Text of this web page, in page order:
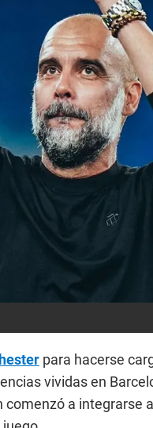
para hacerse
vividas en
a integrarse